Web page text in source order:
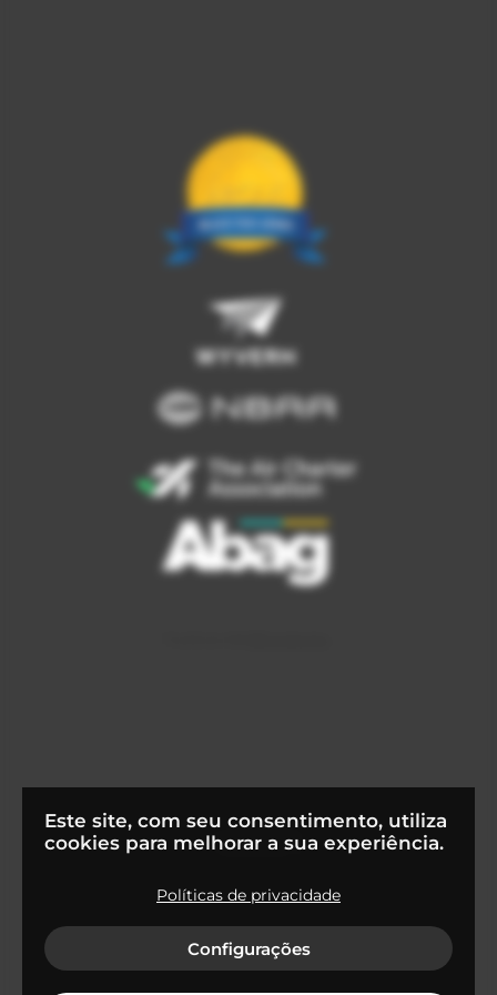
© 2022Flapper Tecnologia S.A
Termos de uso e condições
Este site, com seu consentimento, utiliza
cookies para melhorar a sua experiência.
Políticas de privacidade
Configurações